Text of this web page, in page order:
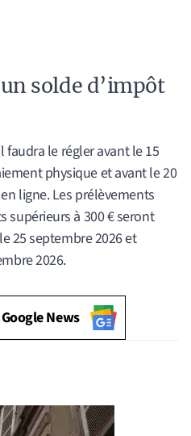
solde d’impôt
faudra le régler avant le 15
physique et avant le 20
ligne. Les prélèvements
supérieurs à 300 € seront
25 septembre 2026 et
2026.
News